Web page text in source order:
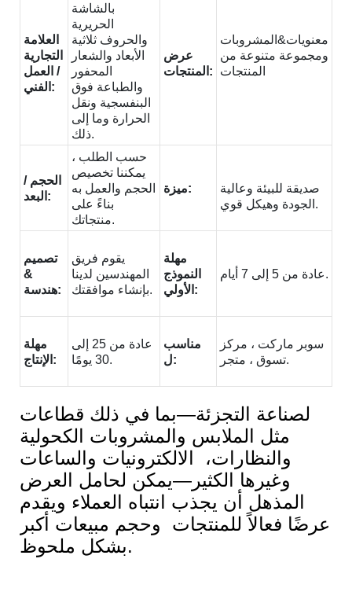
العلامة
التجارية
/ العمل
الفني:
بالشاشة
الحريرية
والحروف ثلاثية
الأبعاد والشعار
المحفور
والطباعة فوق
البنفسجية ونقل
الحرارة وما إلى
ذلك.
عرض
المنتجات:
معنويات&المشروبات
ومجموعة متنوعة من
المنتجات
الحجم /
البعد:
حسب الطلب ،
يمكننا تخصيص
الحجم والعمل به
بناءً على
منتجاتك.
ميزة:
صديقة للبيئة وعالية
الجودة وهيكل قوي.
تصميم
&
هندسة:
يقوم فريق
المهندسين لدينا
بإنشاء موافقتك.
مهلة
النموذج
الأولي:
عادة من 5 إلى 7 أيام.
مهلة
الإنتاج:
عادة من 25 إلى
30 يومًا.
مناسب
ل:
سوبر ماركت ، مركز
تسوق ، متجر.
لصناعة التجزئة—بما في ذلك قطاعات
مثل الملابس والمشروبات الكحولية
والنظارات، الالكترونيات والساعات
وغيرها الكثير—يمكن لحامل العرض
المذهل أن يجذب انتباه العملاء ويقدم
عرضًا فعالاً للمنتجات وحجم مبيعات أكبر
بشكل ملحوظ.